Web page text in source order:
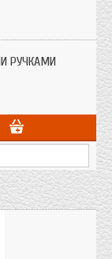
трубу.
РУЧКАМИ